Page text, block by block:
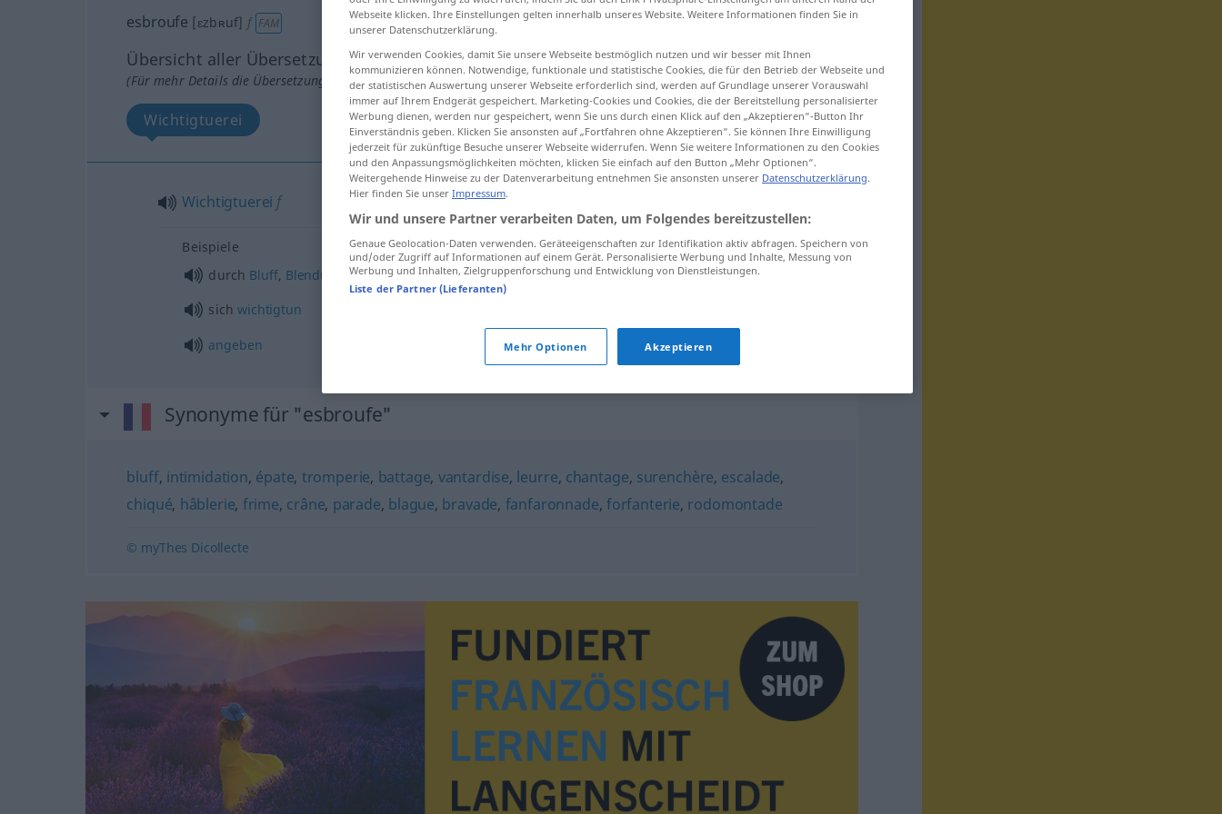
esbroufe [ɛzbʀuf] f FAM
Übersicht aller Übersetzungen
(Für mehr Details die Übersetzung anklicken/antippen)
Wichtigtuerei
Wichtigtuerei f
Beispiele
durch Bluff, Blendung
à l’esbroufe
sichwichtigtun
angeben fairede l’esbroufe FAM
Synonyme für "esbroufe"
bluff, intimidation, épate, tromperie, battage, vantardise, leurre, chantage, surenchère, escalade,
chiqué, hâblerie, frime, crâne, parade, blague, bravade, fanfaronnade, forfanterie, rodomontade
© myThes Dicollecte
Webseite klicken. Ihre Einstellungen gelten innerhalb unseres Website. Weitere Informationen finden Sie in
unserer Datenschutzerklärung.
Wir verwenden Cookies, damit Sie unsere Webseite bestmöglich nutzen und wir besser mit Ihnen
kommunizieren können. Notwendige, funktionale und statistische Cookies, die für den Betrieb der Webseite und
der statistischen Auswertung unserer Webseite erforderlich sind, werden auf Grundlage unserer Vorauswahl
immer auf Ihrem Endgerät gespeichert. Marketing-Cookies und Cookies, die der Bereitstellung personalisierter
Werbung dienen, werden nur gespeichert, wenn Sie uns durch einen Klick auf den „Akzeptieren“-Button Ihr
Einverständnis geben. Klicken Sie ansonsten auf „Fortfahren ohne Akzeptieren“. Sie können Ihre Einwilligung
jederzeit für zukünftige Besuche unserer Webseite widerrufen. Wenn Sie weitere Informationen zu den Cookies
und den Anpassungsmöglichkeiten möchten, klicken Sie einfach auf den Button „Mehr Optionen“.
Weitergehende Hinweise zu der Datenverarbeitung entnehmen Sie ansonsten unserer Datenschutzerklärung.
Hier finden Sie unser Impressum.
Wir und unsere Partner verarbeiten Daten, um Folgendes bereitzustellen:
Genaue Geolocation-Daten verwenden. Geräteeigenschaften zur Identifikation aktiv abfragen. Speichern von
und/oder Zugriff auf Informationen auf einem Gerät. Personalisierte Werbung und Inhalte, Messung von
Werbung und Inhalten, Zielgruppenforschung und Entwicklung von Dienstleistungen.
Liste der Partner (Lieferanten)
Mehr Optionen Akzeptieren